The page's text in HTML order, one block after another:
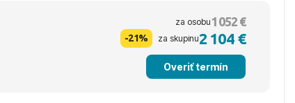
za osobu 1 052 €
-21% za skupinu2 104 €
Overiť termín